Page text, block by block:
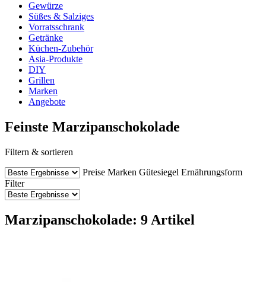
Gewürze
Süßes & Salziges
Vorratsschrank
Getränke
Küchen-Zubehör
Asia-Produkte
DIY
Grillen
Marken
Angebote
Feinste Marzipanschokolade
Filtern & sortieren
Preise Marken Gütesiegel Ernährungsform
Filter
Marzipanschokolade: 9 Artikel